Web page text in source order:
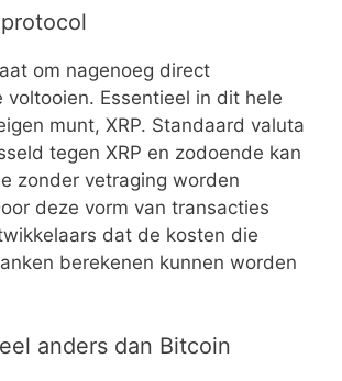
om nagenoeg direct
voltooien. Essentieel in dit hele
munt, XRP. Standaard valuta
tegen XRP en zodoende kan
zonder vetraging worden
deze vorm van transacties
dat de kosten die
berekenen kunnen worden
anders dan Bitcoin